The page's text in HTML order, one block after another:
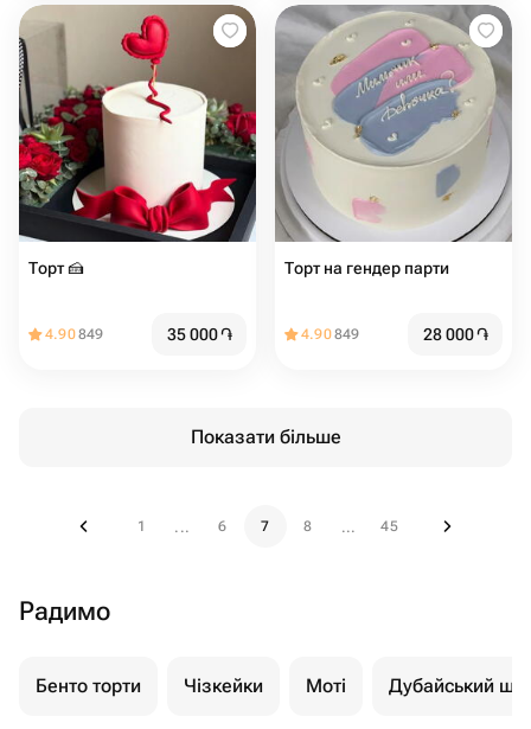
Торт 🍰
4.90849 35 000֏
Торт на гендер парти
4.90849 28 000֏
Показати більше
1 ... 6 7 8 ... 45
Радимо
Бенто торти Чізкейки Моті Дубайський